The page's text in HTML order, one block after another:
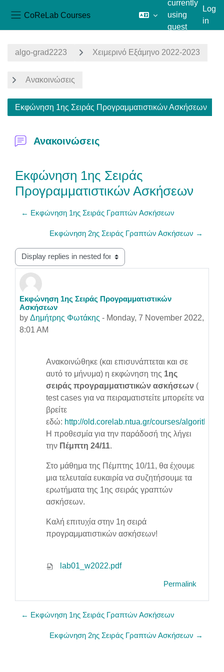
CoReLab Courses
currently
using
guest
Log
in
algo-grad2223 Χειμερινό Εξάμηνο 2022-2023
Ανακοινώσεις
Εκφώνηση 1ης Σειράς Προγραμματιστικών Ασκήσεων
Ανακοινώσεις
Εκφώνηση 1ης Σειράς
Προγραμματιστικών Ασκήσεων
← Εκφώνηση 1ης Σειράς Γραπτών Ασκήσεων
Εκφώνηση 2ης Σειράς Γραπτών Ασκήσεων →
Display mode
Εκφώνηση 1ης Σειράς Προγραμματιστικών
Ασκήσεων
by Δημήτρης Φωτάκης - Monday, 7 November 2022,
8:01 AM
Number of replies: 0
Ανακοινώθηκε (και επισυνάπτεται και σε
αυτό το μήνυμα) η εκφώνηση της 1ης
σειράς προγραμματιστικών ασκήσεων (
test cases για να πειραματιστείτε μπορείτε να
βρείτε
εδώ: http://old.corelab.ntua.gr/courses/algorithms/
Η προθεσμία για την παράδοσή της λήγει
την Πέμπτη 24/11.
Στο μάθημα της Πέμπτης 10/11, θα έχουμε
μια τελευταία ευκαιρία να συζητήσουμε τα
ερωτήματα της 1ης σειράς γραπτών
ασκήσεων.
Καλή επιτυχία στην 1η σειρά
προγραμματιστικών ασκήσεων!
lab01_w2022.pdf
Permalink
← Εκφώνηση 1ης Σειράς Γραπτών Ασκήσεων
Εκφώνηση 2ης Σειράς Γραπτών Ασκήσεων →